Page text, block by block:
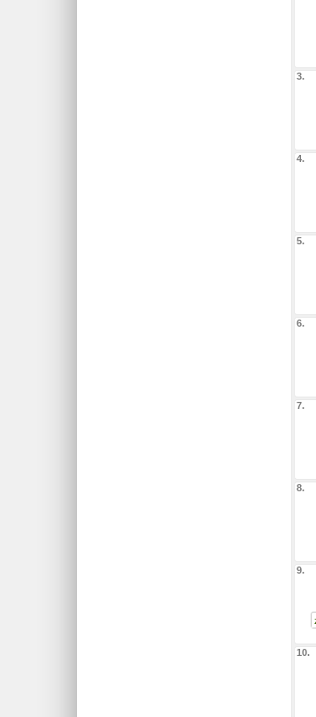
3.
4.
5.
6.
7.
8.
9.
10.